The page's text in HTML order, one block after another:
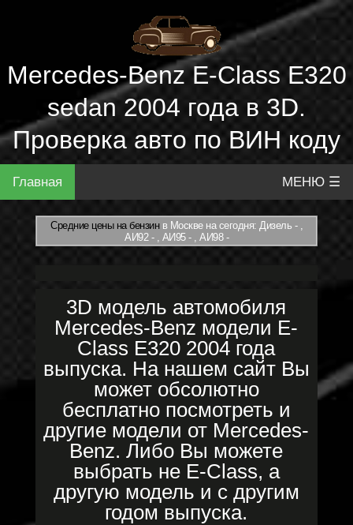
Mercedes-Benz E-Class E320
sedan 2004 года в 3D.
Проверка авто по ВИН коду
Главная МЕНЮ ☰
Средние цены на бензинв Москве на сегодня: Дизель - ,
АИ92 - , АИ95 - , АИ98 -
3D модель автомобиля
Mercedes-Benz модели E-
Class E320 2004 года
выпуска. На нашем сайт Вы
может обсолютно
бесплатно посмотреть и
другие модели от Mercedes-
Benz. Либо Вы можете
выбрать не E-Class, а
другую модель и с другим
годом выпуска.